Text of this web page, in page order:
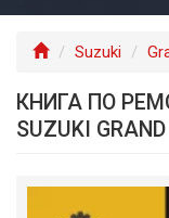
Главная
Suzuki
КНИГА ПО
SUZUKI